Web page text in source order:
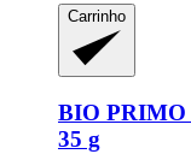
Carrinho
BIO PRIMO
35 g